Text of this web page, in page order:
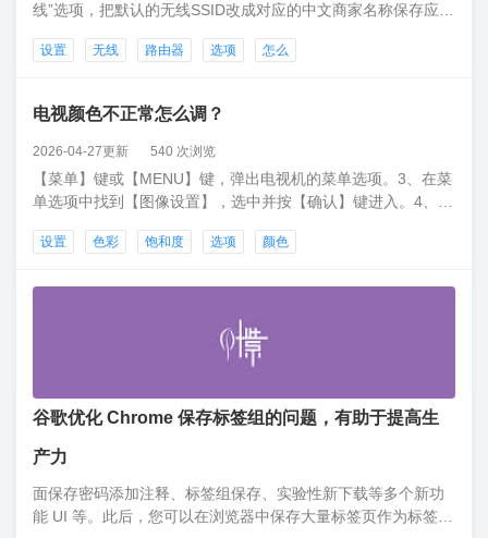
线”选项，把默认的无线SSID改成对应的中文商家名称保存应用
二个SSID更改无线SSID名称，且勾选LAN，并保存应用
设置 无线 路由器 选项 怎么
电视颜色不正常怎么调？
2026-04-27更新 540 次浏览
【菜单】键或【MENU】键，弹出电视机的菜单选项。3、在菜
单选项中找到【图像设置】，选中并按【确认】键进入。4、进
如亮度设置、对比度设置、色彩饱和度设置、图像比例设置
设置 色彩 饱和度 选项 颜色
谷歌优化 Chrome 保存标签组的问题，有助于提高生
产力
面保存密码添加注释、标签组保存、实验性新下载等多个新功
能 UI 等。此后，您可以在浏览器中保存大量标签页作为标签